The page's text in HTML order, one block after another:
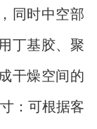
同时中空部
丁基胶、聚
干燥空间的
：可根据客